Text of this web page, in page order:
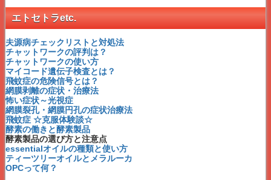
ARIIX
イオスコーポレーション
ハッピーファミリー
エヌエーシー
GNLDインターナショナル
エムブラン
ハッピーファミリー
国際友好交易
マナテック
ビアビエンテ
エコプライム
レインボー
ジャパンウィル・サーチ
神田昌典さんってどんな人？
スカイプって何？
健康寿命
権利収入
エトセトラetc.
夫源病チェックリストと対処法
チャットワークの評判は？
チャットワークの使い方
マイコード遺伝子検査とは？
飛蚊症の危険信号とは？
網膜剥離の症状・治療法
怖い症状～光視症
網膜裂孔・網膜円孔の症状治療法
飛蚊症 ☆克服体験談☆
酵素の働きと酵素製品
酵素製品の選び方と注意点
essentialオイルの種類と使い方
ティーツリーオイルとメラルーカ
OPCって何？